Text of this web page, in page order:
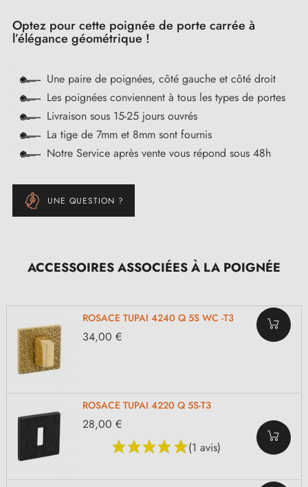
Optez pour cette poignée de porte carrée à
l’élégance géométrique !
Une paire de poignées, côté gauche et côté droit
Les poignées conviennent à tous les types de portes
Livraison sous 15-25 jours ouvrés
La tige de 7mm et 8mm sont fournis
Notre Service après vente vous répond sous 48h
UNE QUESTION ?
ACCESSOIRES ASSOCIÉES À LA POIGNÉE
ROSACE TUPAI 4240 Q 5S WC -T3
34,00 €
ROSACE TUPAI 4220 Q 5S-T3
(1 avis)
28,00 €